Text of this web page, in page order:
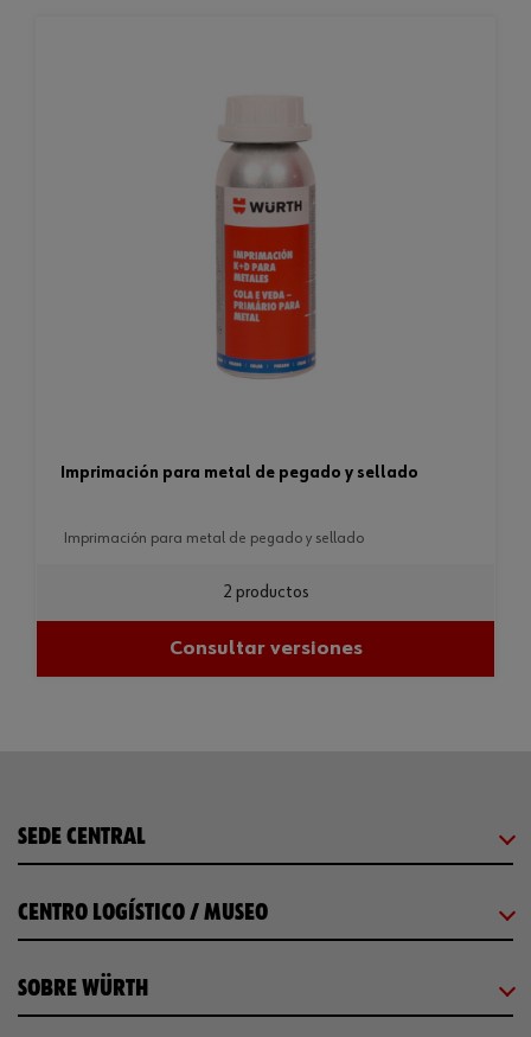
imprimación para metal de pegado y sellado
imprimación para metal de pegado y sellado
2 productos
Consultar versiones
SEDE CENTRAL
CENTRO LOGÍSTICO / MUSEO
SOBRE WÜRTH